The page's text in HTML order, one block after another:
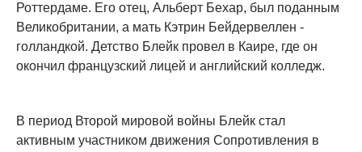
Роттердаме. Его отец, Альберт Бехар, был поданным
Великобритании, а мать Кэтрин Бейдервеллен -
голландкой. Детство Блейк провел в Каире, где он
окончил французский лицей и английский колледж.
В период Второй мировой войны Блейк стал
активным участником движения Сопротивления в